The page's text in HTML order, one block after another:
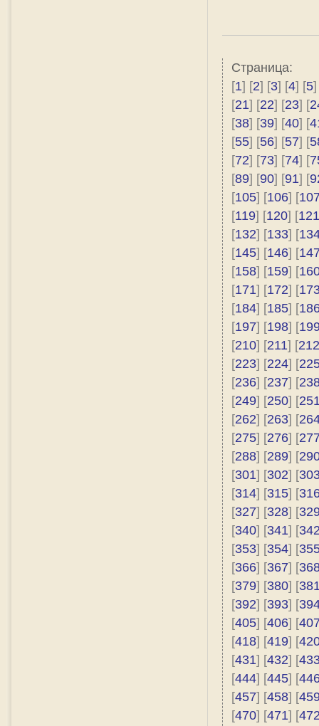
Страница:
[1] [2] [3] [4] [5]
[21] [22] [23] [
[38] [39] [40] [
[55] [56] [57] [
[72] [73] [74] [
[89] [90] [91] [
[105] [106] [
[119] [120] [121
[132] [133] [
[145] [146] [
[158] [159] [
[171] [172] [
[184] [185] [
[197] [198] [
[210] [211] [212
[223] [224] [
[236] [237] [
[249] [250] [
[262] [263] [
[275] [276] [
[288] [289] [
[301] [302] [
[314] [315] [
[327] [328] [
[340] [341] [
[353] [354] [
[366] [367] [
[379] [380] [
[392] [393] [
[405] [406] [
[418] [419] [
[431] [432] [
[444] [445] [
[457] [458] [
[470] [471] [